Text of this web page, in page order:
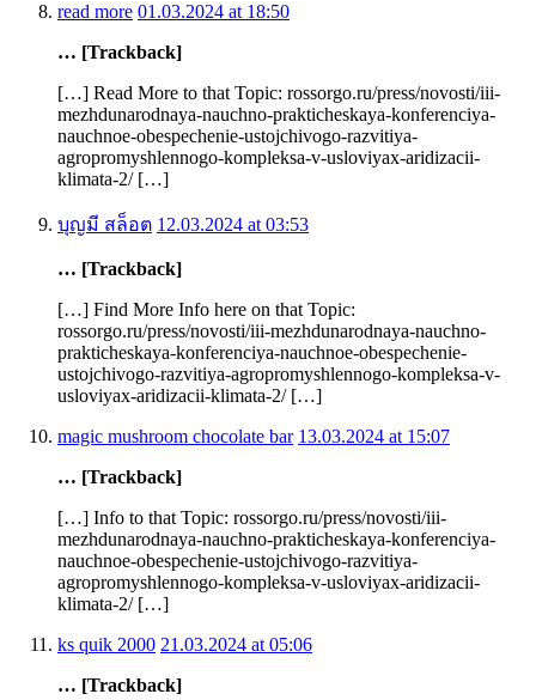
read more 01.03.2024 at 18:50
… [Trackback]
[…] Read More to that Topic: rossorgo.ru/press/novosti/iii-
mezhdunarodnaya-nauchno-prakticheskaya-konferenciya-
nauchnoe-obespechenie-ustojchivogo-razvitiya-
agropromyshlennogo-kompleksa-v-usloviyax-aridizacii-
klimata-2/ […]
บุญมี สล็อต 12.03.2024 at 03:53
… [Trackback]
[…] Find More Info here on that Topic:
rossorgo.ru/press/novosti/iii-mezhdunarodnaya-nauchno-
prakticheskaya-konferenciya-nauchnoe-obespechenie-
ustojchivogo-razvitiya-agropromyshlennogo-kompleksa-v-
usloviyax-aridizacii-klimata-2/ […]
magic mushroom chocolate bar 13.03.2024 at 15:07
… [Trackback]
[…] Info to that Topic: rossorgo.ru/press/novosti/iii-
mezhdunarodnaya-nauchno-prakticheskaya-konferenciya-
nauchnoe-obespechenie-ustojchivogo-razvitiya-
agropromyshlennogo-kompleksa-v-usloviyax-aridizacii-
klimata-2/ […]
ks quik 2000 21.03.2024 at 05:06
… [Trackback]